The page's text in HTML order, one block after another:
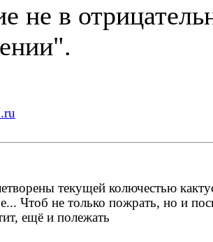
не в
текущей колючестью
Чтоб не только пожрать, но и
ещё и полежать